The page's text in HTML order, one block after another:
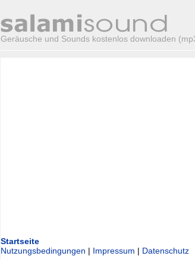
Geräusche und Sounds kostenlos downloaden
Startseite
Nutzungsbedingungen | Impressum | Datenschutz